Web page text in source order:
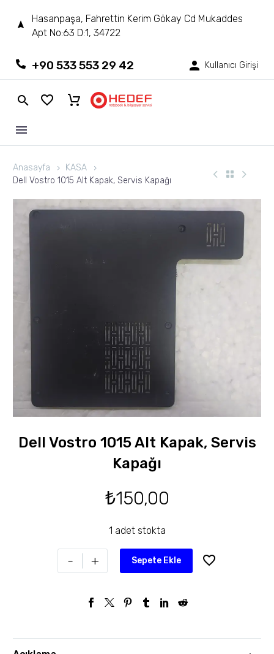
Hasanpaşa, Fahrettin Kerim Gökay Cd Mukaddes
Apt No:63 D:1, 34722
+90 533 553 29 42 Kullanıcı Girişi
Anasayfa
KASA
Dell Vostro 1015 Alt Kapak, Servis Kapağı
Dell Vostro 1015 Alt Kapak, Servis
Kapağı
₺150,00
1 adet stokta
- + Sepete Ekle